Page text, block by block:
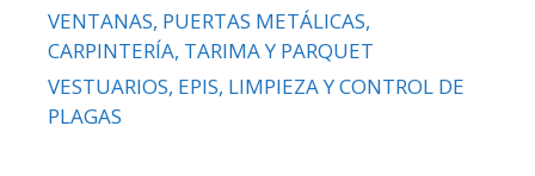
VENTANAS, PUERTAS METÁLICAS,
CARPINTERÍA, TARIMA Y PARQUET
VESTUARIOS, EPIS, LIMPIEZA Y CONTROL DE
PLAGAS